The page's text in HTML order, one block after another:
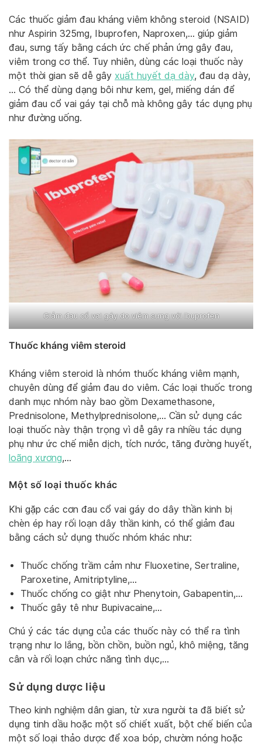
Các thuốc giảm đau kháng viêm không steroid (NSAID)
như Aspirin 325mg, Ibuprofen, Naproxen,… giúp giảm
đau, sưng tấy bằng cách ức chế phản ứng gây đau,
viêm trong cơ thể. Tuy nhiên, dùng các loại thuốc này
một thời gian sẽ dễ gây xuất huyết dạ dày, đau dạ dày,
… Có thể dùng dạng bôi như kem, gel, miếng dán để
giảm đau cổ vai gáy tại chỗ mà không gây tác dụng phụ
như đường uống.
Giảm đau cổ vai gáy do viêm sưng với Ibuprofen
Thuốc kháng viêm steroid
Kháng viêm steroid là nhóm thuốc kháng viêm mạnh,
chuyên dùng để giảm đau do viêm. Các loại thuốc trong
danh mục nhóm này bao gồm Dexamethasone,
Prednisolone, Methylprednisolone,… Cần sử dụng các
loại thuốc này thận trọng vì dễ gây ra nhiều tác dụng
phụ như ức chế miễn dịch, tích nước, tăng đường huyết,
loãng xương,…
Một số loại thuốc khác
Khi gặp các cơn đau cổ vai gáy do dây thần kinh bị
chèn ép hay rối loạn dây thần kinh, có thể giảm đau
bằng cách sử dụng thuốc nhóm khác như:
Thuốc chống trầm cảm như Fluoxetine, Sertraline,
Paroxetine, Amitriptyline,…
Thuốc chống co giật như Phenytoin, Gabapentin,…
Thuốc gây tê như Bupivacaine,…
Chú ý các tác dụng của các thuốc này có thể ra tình
trạng như lo lắng, bồn chồn, buồn ngủ, khô miệng, tăng
cân và rối loạn chức năng tình dục,…
Sử dụng dược liệu
Theo kinh nghiệm dân gian, từ xưa người ta đã biết sử
dụng tinh dầu hoặc một số chiết xuất, bột chế biến của
một số loại thảo dược để xoa bóp, chườm nóng hoặc